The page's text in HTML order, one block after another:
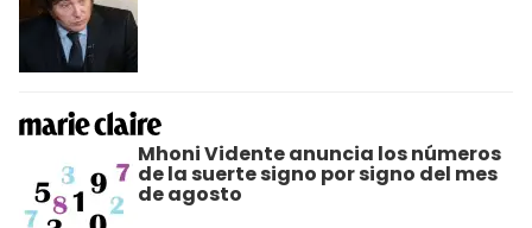
Mhoni Vidente anuncia los números
de la suerte signo por signo del mes
de agosto